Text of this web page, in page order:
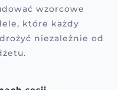
wzorcowe
które każdy
niezależnie od